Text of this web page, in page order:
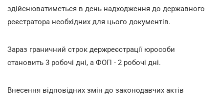
здійснюватиметься в день надходження до державного
реєстратора необхідних для цього документів.
Зараз граничний строк держреєстрації юрособи
становить 3 робочі дні, а ФОП - 2 робочі дні.
Внесення відповідних змін до законодавчих актів